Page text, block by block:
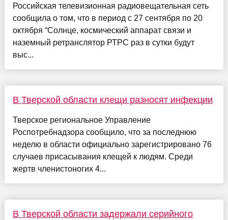
Российская телевизионная радиовещательная сеть
сообщила о том, что в период с 27 сентября по 20
октября “Солнце, космический аппарат связи и
наземный ретранслятор РТРС раз в сутки будут
выс...
В Тверской области клещи разносят инфекции
Тверское региональное Управление
Роспотребнадзора сообщило, что за последнюю
неделю в области официально зарегистрировано 76
случаев присасывания клещей к людям. Среди
жертв членистоногих 4...
В Тверской области задержали серийного